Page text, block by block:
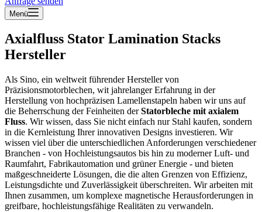
Menü
Axialfluss Stator Lamination Stacks
Hersteller
Als Sino, ein weltweit führender Hersteller von
Präzisionsmotorblechen, wit jahrelanger Erfahrung in der
Herstellung von hochpräzisen Lamellenstapeln haben wir uns auf
die Beherrschung der Feinheiten derStatorbleche mit axialem
Fluss. Wir wissen, dass Sie nicht einfach nur Stahl kaufen, sondern
in die Kernleistung Ihrer innovativen Designs investieren. Wir
wissen viel über die unterschiedlichen Anforderungen verschiedener
Branchen - von Hochleistungsautos bis hin zu moderner Luft- und
Raumfahrt, Fabrikautomation und grüner Energie - und bieten
maßgeschneiderte Lösungen, die die alten Grenzen von Effizienz,
Leistungsdichte und Zuverlässigkeit überschreiten. Wir arbeiten mit
Ihnen zusammen, um komplexe magnetische Herausforderungen in
greifbare, hochleistungsfähige Realitäten zu verwandeln.